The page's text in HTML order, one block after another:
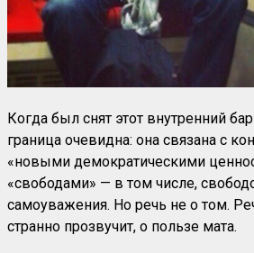
Когда был снят этот внутренний
граница очевидна: она связана с
«новыми демократическими
«свободами» — в том числе,
самоуважения. Но речь не о том.
странно прозвучит, о пользе мата.